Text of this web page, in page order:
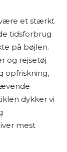
et stærkt
tidsforbrug
på bøjlen.
og rejsetøj
opfriskning,
dykker vi
mest